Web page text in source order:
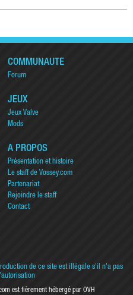
COMMUNAUTÉ
Forum
JEUX
Jeux Valve
Mods
A PROPOS
Présentation et histoire
Le staff de Vossey.com
Partenariat
Rejoindre le staff
Contact
de ce site est illégale s'il n'a pas
est fièrement hébergé par OVH